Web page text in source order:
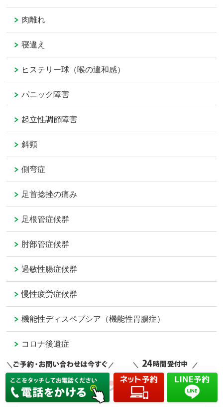
肉離れ
寝違え
ヒステリー球（喉の違和感）
パニック障害
起立性調節障害
斜頸
側弯症
足首捻挫の痛み
足根管症候群
肘部管症候群
過敏性腸症候群
慢性疲労症候群
機能性ディスペプシア（機能性胃腸症）
コロナ後遺症